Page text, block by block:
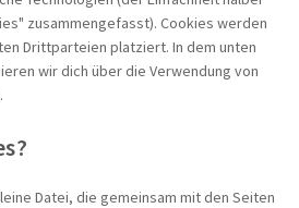
zusammengefasst). Cookies werden
Drittparteien platziert. In dem unten
wir dich über die Verwendung von
Datei, die gemeinsam mit den Seiten